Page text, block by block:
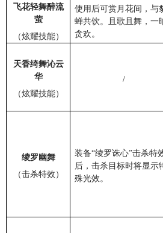
飞花轻舞醉流
萤
（炫耀技能）
使用后可赏月花间，与
蝉共饮。且歌且舞，一
贪欢。
天香绮舞沁云
华
（炫耀技能）
/
绫罗幽舞
（击杀特效）
装备“绫罗诛心”击杀特
后，击杀目标时将显示
殊光效。